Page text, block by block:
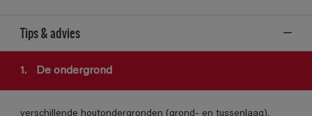
Tips & advies
1. De ondergrond
verschillende houtondergronden (grond- en tussenlaag),